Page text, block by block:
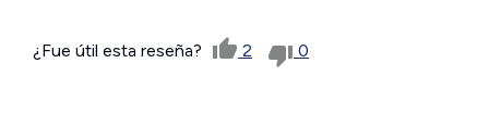
¿Fue útil esta reseña? 2 0